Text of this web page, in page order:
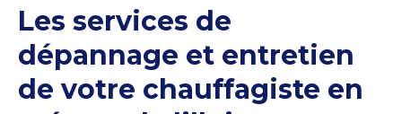
Les services de
dépannage et entretien
de votre chauffagiste en